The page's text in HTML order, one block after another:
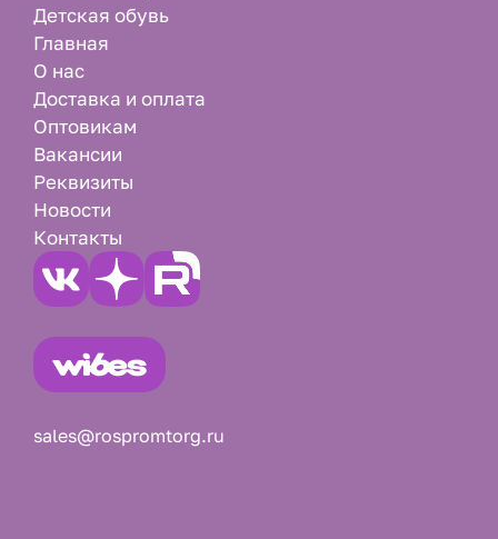
Детская обувь
Главная
О нас
Доставка и оплата
Оптовикам
Вакансии
Реквизиты
Новости
Контакты
sales@rospromtorg.ru